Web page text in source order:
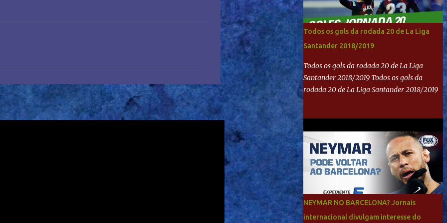
Todos os gols da rodada 20 de La Liga
Santander 2018/2019
Todos os gols da rodada 20 de La Liga
Santander 2018/2019 Todos os gols da
rodada 20 de La Liga Santander 2018/2019
NEYMAR NO BARCELONA? Jornais
internacional divulgam interesse do